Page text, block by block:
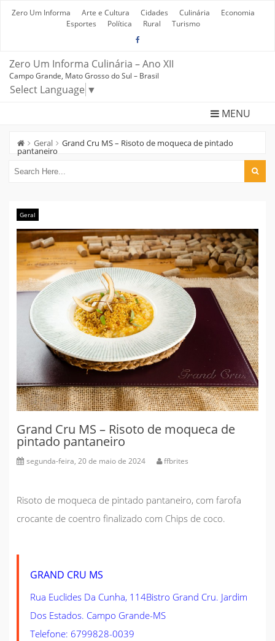
Zero Um Informa Arte e Cultura Cidades Culinária
Economia
Esportes
Política Rural Turismo
Zero Um Informa Culinária – Ano XII
Campo Grande, Mato Grosso do Sul – Brasil
Select Language ▼
MENU
Geral Grand Cru MS – Risoto de moqueca de pintado
pantaneiro
Geral
Grand Cru MS – Risoto de moqueca de
pintado pantaneiro
segunda-feira, 20 de maio de 2024 ffbrites
Risoto de moqueca de pintado pantaneiro, com farofa
crocante de coentro finalizado com Chips de coco.
GRAND CRU MS
Rua Euclides Da Cunha, 114Bistro Grand Cru. Jardim
Dos Estados. Campo Grande-MS
Telefone: 6799828-0039